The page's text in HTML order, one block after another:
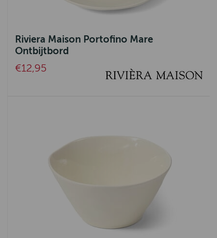
Riviera Maison Portofino Mare
Ontbijtbord
€12,95